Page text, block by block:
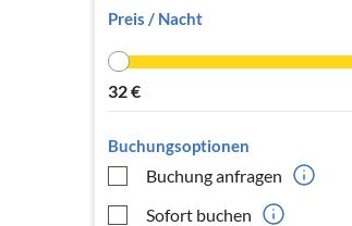
Preis / Nacht
32€
Buchungsoptionen
Buchung anfragen
Sofort buchen